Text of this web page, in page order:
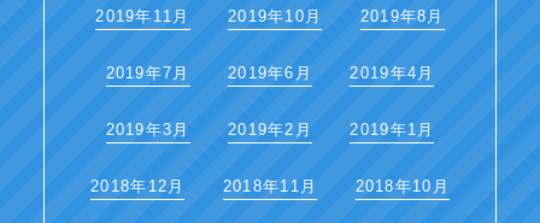
2019年11月 2019年10月 2019年8月
2019年7月 2019年6月 2019年4月
2019年3月 2019年2月 2019年1月
2018年12月 2018年11月 2018年10月